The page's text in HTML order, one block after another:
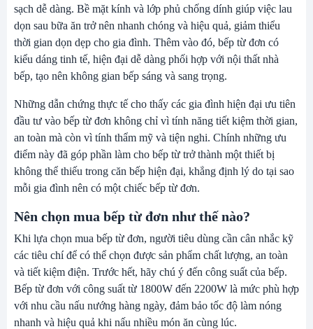
sạch dễ dàng. Bề mặt kính và lớp phủ chống dính giúp việc lau
dọn sau bữa ăn trở nên nhanh chóng và hiệu quả, giảm thiểu
thời gian dọn dẹp cho gia đình. Thêm vào đó, bếp từ đơn có
kiểu dáng tinh tế, hiện đại dễ dàng phối hợp với nội thất nhà
bếp, tạo nên không gian bếp sáng và sang trọng.
Những dẫn chứng thực tế cho thấy các gia đình hiện đại ưu tiên
đầu tư vào bếp từ đơn không chỉ vì tính năng tiết kiệm thời gian,
an toàn mà còn vì tính thẩm mỹ và tiện nghi. Chính những ưu
điểm này đã góp phần làm cho bếp từ trở thành một thiết bị
không thể thiếu trong căn bếp hiện đại, khẳng định lý do tại sao
mỗi gia đình nên có một chiếc bếp từ đơn.
Nên chọn mua bếp từ đơn như thế nào?
Khi lựa chọn mua bếp từ đơn, người tiêu dùng cần cân nhắc kỹ
các tiêu chí để có thể chọn được sản phẩm chất lượng, an toàn
và tiết kiệm điện. Trước hết, hãy chú ý đến công suất của bếp.
Bếp từ đơn với công suất từ 1800W đến 2200W là mức phù hợp
với nhu cầu nấu nướng hàng ngày, đảm bảo tốc độ làm nóng
nhanh và hiệu quả khi nấu nhiều món ăn cùng lúc.